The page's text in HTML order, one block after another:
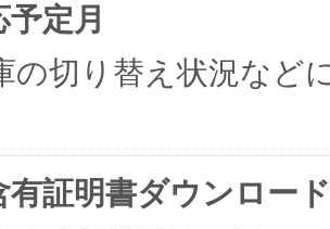
定月
の切り替え状況など
証明書ダウンロード